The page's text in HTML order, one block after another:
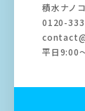
積水ナノ
0120-
平日9:00